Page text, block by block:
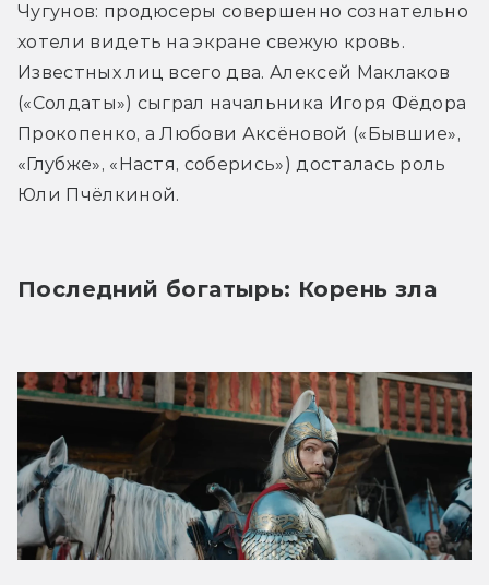
Чугунов: продюсеры совершенно сознательно
хотели видеть на экране свежую кровь.
Известных лиц всего два. Алексей Маклаков
(«Солдаты») сыграл начальника Игоря Фёдора
Прокопенко, а Любови Аксёновой («Бывшие»,
«Глубже», «Настя, соберись») досталась роль
Юли Пчёлкиной.
Последний богатырь: Корень зла